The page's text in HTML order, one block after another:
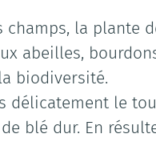
champs, la plante
abeilles,
biodiversité.
délicatement le
blé dur. En